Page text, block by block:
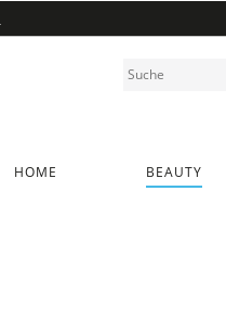
HOME BEAUTY